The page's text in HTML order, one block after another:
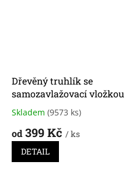
Dřevěný truhlík se
samozavlažovací vložkou
Průměrné
produktu
3,8
Skladem (9573 ks)
od 399 Kč / ks
DETAIL